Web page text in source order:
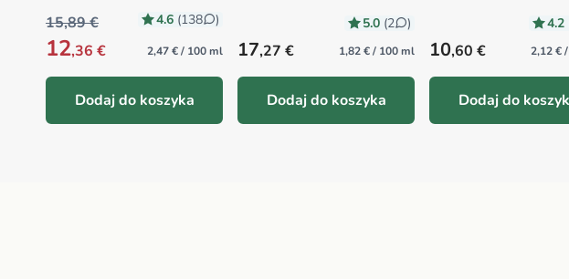
4.6 (138 )
15,89 €
12,36 € 2,47 € / 100 ml
Dodaj do koszyka
5.0 (2 )
Precio habitual
17,27 € 1,82 € / 100 ml
Dodaj do koszyka
4.2
Precio habitual
10,60 € 2,12 €
Dodaj do